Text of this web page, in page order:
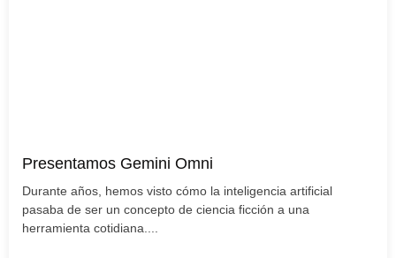
Presentamos Gemini Omni
Durante años, hemos visto cómo la inteligencia artificial
pasaba de ser un concepto de ciencia ficción a una
herramienta cotidiana....